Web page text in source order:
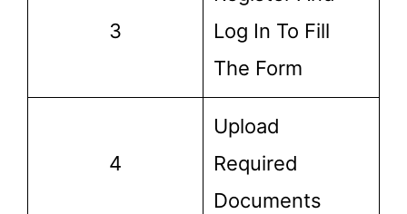
3
Log In To Fill
The Form
4
Upload
Required
Documents